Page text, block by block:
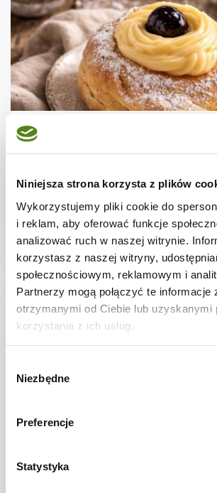
Niniejsza strona korzysta z plików
Wykorzystujemy pliki cookie do
i reklam, aby oferować funkcje
analizować ruch w naszej witrynie.
korzystasz z naszej witryny,
społecznościowym, reklamowym i
Partnerzy mogą połączyć te informacje
otrzymanymi od Ciebie lub uzyskanymi
korzystania z ich usług.
zgody
Niezbędne
Preferencje
Statystyka
CIASTECZKA
Zeppole di San Giuseppe
2 godz. 2822 kcal